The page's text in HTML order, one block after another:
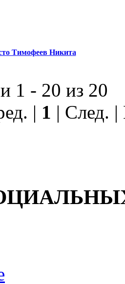
Тимофеев Никита
1 - 20 из 20
| 1 | След.